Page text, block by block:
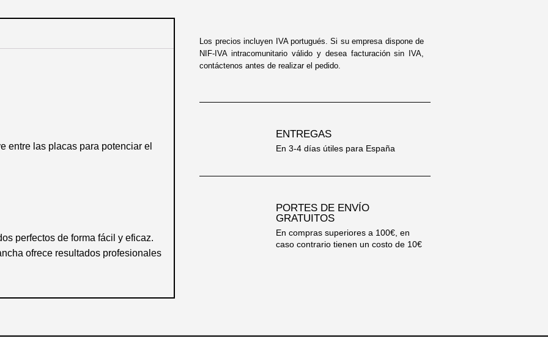
entre las placas para potenciar el
perfectos de forma fácil y eficaz.
ofrece resultados profesionales
Los precios incluyen IVA portugués. Si su empresa dispone de
NIF-IVA intracomunitario válido y desea facturación sin IVA,
contáctenos antes de realizar el pedido.
ENTREGAS
En 3-4 días útiles para España
PORTES DE ENVÍO
GRATUITOS
En compras superiores a 100€, en
caso contrario tienen un costo de 10€